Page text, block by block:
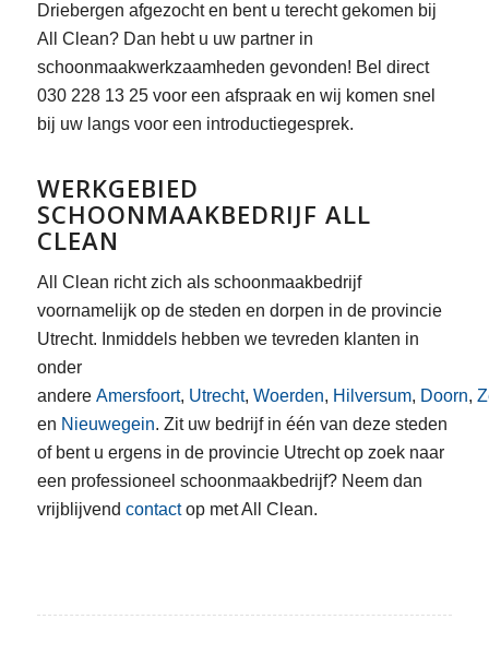
Driebergen afgezocht en bent u terecht gekomen bij
All Clean? Dan hebt u uw partner in
schoonmaakwerkzaamheden gevonden! Bel direct
030 228 13 25 voor een afspraak en wij komen snel
bij uw langs voor een introductiegesprek.
WERKGEBIED
SCHOONMAAKBEDRIJF ALL
CLEAN
All Clean richt zich als schoonmaakbedrijf
voornamelijk op de steden en dorpen in de provincie
Utrecht. Inmiddels hebben we tevreden klanten in
onder
andere Amersfoort, Utrecht, Woerden, Hilversum, Doorn,
en Nieuwegein. Zit uw bedrijf in één van deze steden
of bent u ergens in de provincie Utrecht op zoek naar
een professioneel schoonmaakbedrijf? Neem dan
vrijblijvend contactop met All Clean.